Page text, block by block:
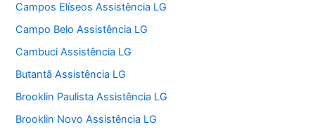
Campos Elíseos Assistência LG
Campo Belo Assistência LG
Cambuci Assistência LG
Butantã Assistência LG
Brooklin Paulista Assistência LG
Brooklin Novo Assistência LG